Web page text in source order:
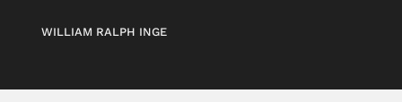
WILLIAM RALPH INGE